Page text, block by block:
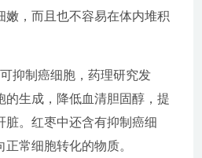
嫩，而且也不容易在体内堆积
抑制癌细胞，药理研究发
的生成，降低血清胆固醇，提
脏。红枣中还含有抑制癌细
常细胞转化的物质。